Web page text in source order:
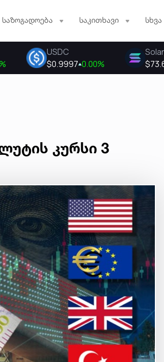
საზოგადოება საკითხავი სხვა
კურსი 3